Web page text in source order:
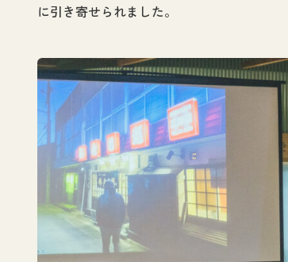
に引き寄せられました。